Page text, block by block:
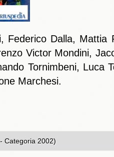
Federico Dalla, Mattia
Victor Mondini,
Tornimbeni, Luca
Marchesi.
Categoria 2002)